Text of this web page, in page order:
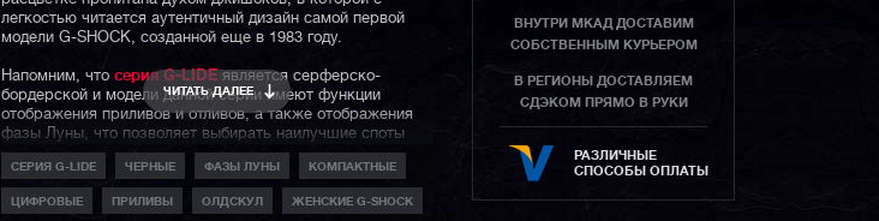
легкостью читается аутентичный дизайн самой первой
модели G-SHOCK, созданной еще в 1983 году.
Напомним, что серия G-LIDE является серферско-
бордерской и модели данной серии имеют функции
отображения приливов и отливов, а также отображения
фазы Луны, что позволяет выбирать наилучшие споты
для катания.
Но безусловно, жизнь данной модели не ограничивается
серфингом, она прекрасно себя чувствует на улицах
ЧИТАТЬ ДАЛЕЕ
СЕРИЯ G-LIDE ЧЕРНЫЕ ФАЗЫ ЛУНЫ КОМПАКТНЫЕ
ЦИФРОВЫЕ ПРИЛИВЫ ОЛДСКУЛ ЖЕНСКИЕ G-SHOCK
ВНУТРИ МКАД ДОСТАВИМ
СОБСТВЕННЫМ КУРЬЕРОМ
В РЕГИОНЫ ДОСТАВЛЯЕМ
СДЭКОМ ПРЯМО В РУКИ
РАЗЛИЧНЫЕ
СПОСОБЫ ОПЛАТЫ